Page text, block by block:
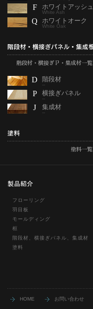
F ホワイトアッシュ
White Ash
Q ホワイトオーク
White Oak
D 階段材
--
P 横接ぎパネル
--
J 集成材
--
フローリング
羽目板
モールディング
框
階段材、横接ぎパネル、集成材
塗料
HOME お問い合わせ